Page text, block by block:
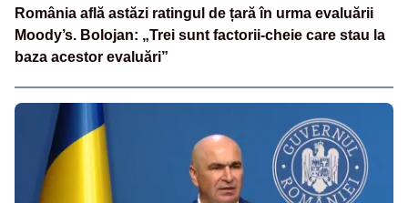
România află astăzi ratingul de țară în urma evaluării
Moody’s. Bolojan: „Trei sunt factorii-cheie care stau la
baza acestor evaluări”